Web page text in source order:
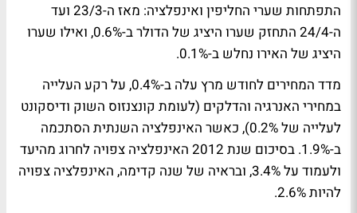
התפתחות שערי החליפין ואינפלציה: מאז ה-23/3 ועד
ה-24/4 התחזק שערו היציג של הדולר ב-0.6%, ואילו שערו
היציג של האירו נחלש ב-0.1%.
מדד המחירים לחודש מרץ עלה ב-0.4%, על רקע העלייה
במחירי האנרגיה והדלקים (לעומת קונצנזוס השוק ודיסקונט
לעלייה של 0.2%), כאשר האינפלציה השנתית הסתכמה
ב-1.9%. בסיכום שנת 2012 האינפלציה צפויה לחרוג מהיעד
ולעמוד על 3.4%, ובראיה של שנה קדימה, האינפלציה צפויה
להיות 2.6%.